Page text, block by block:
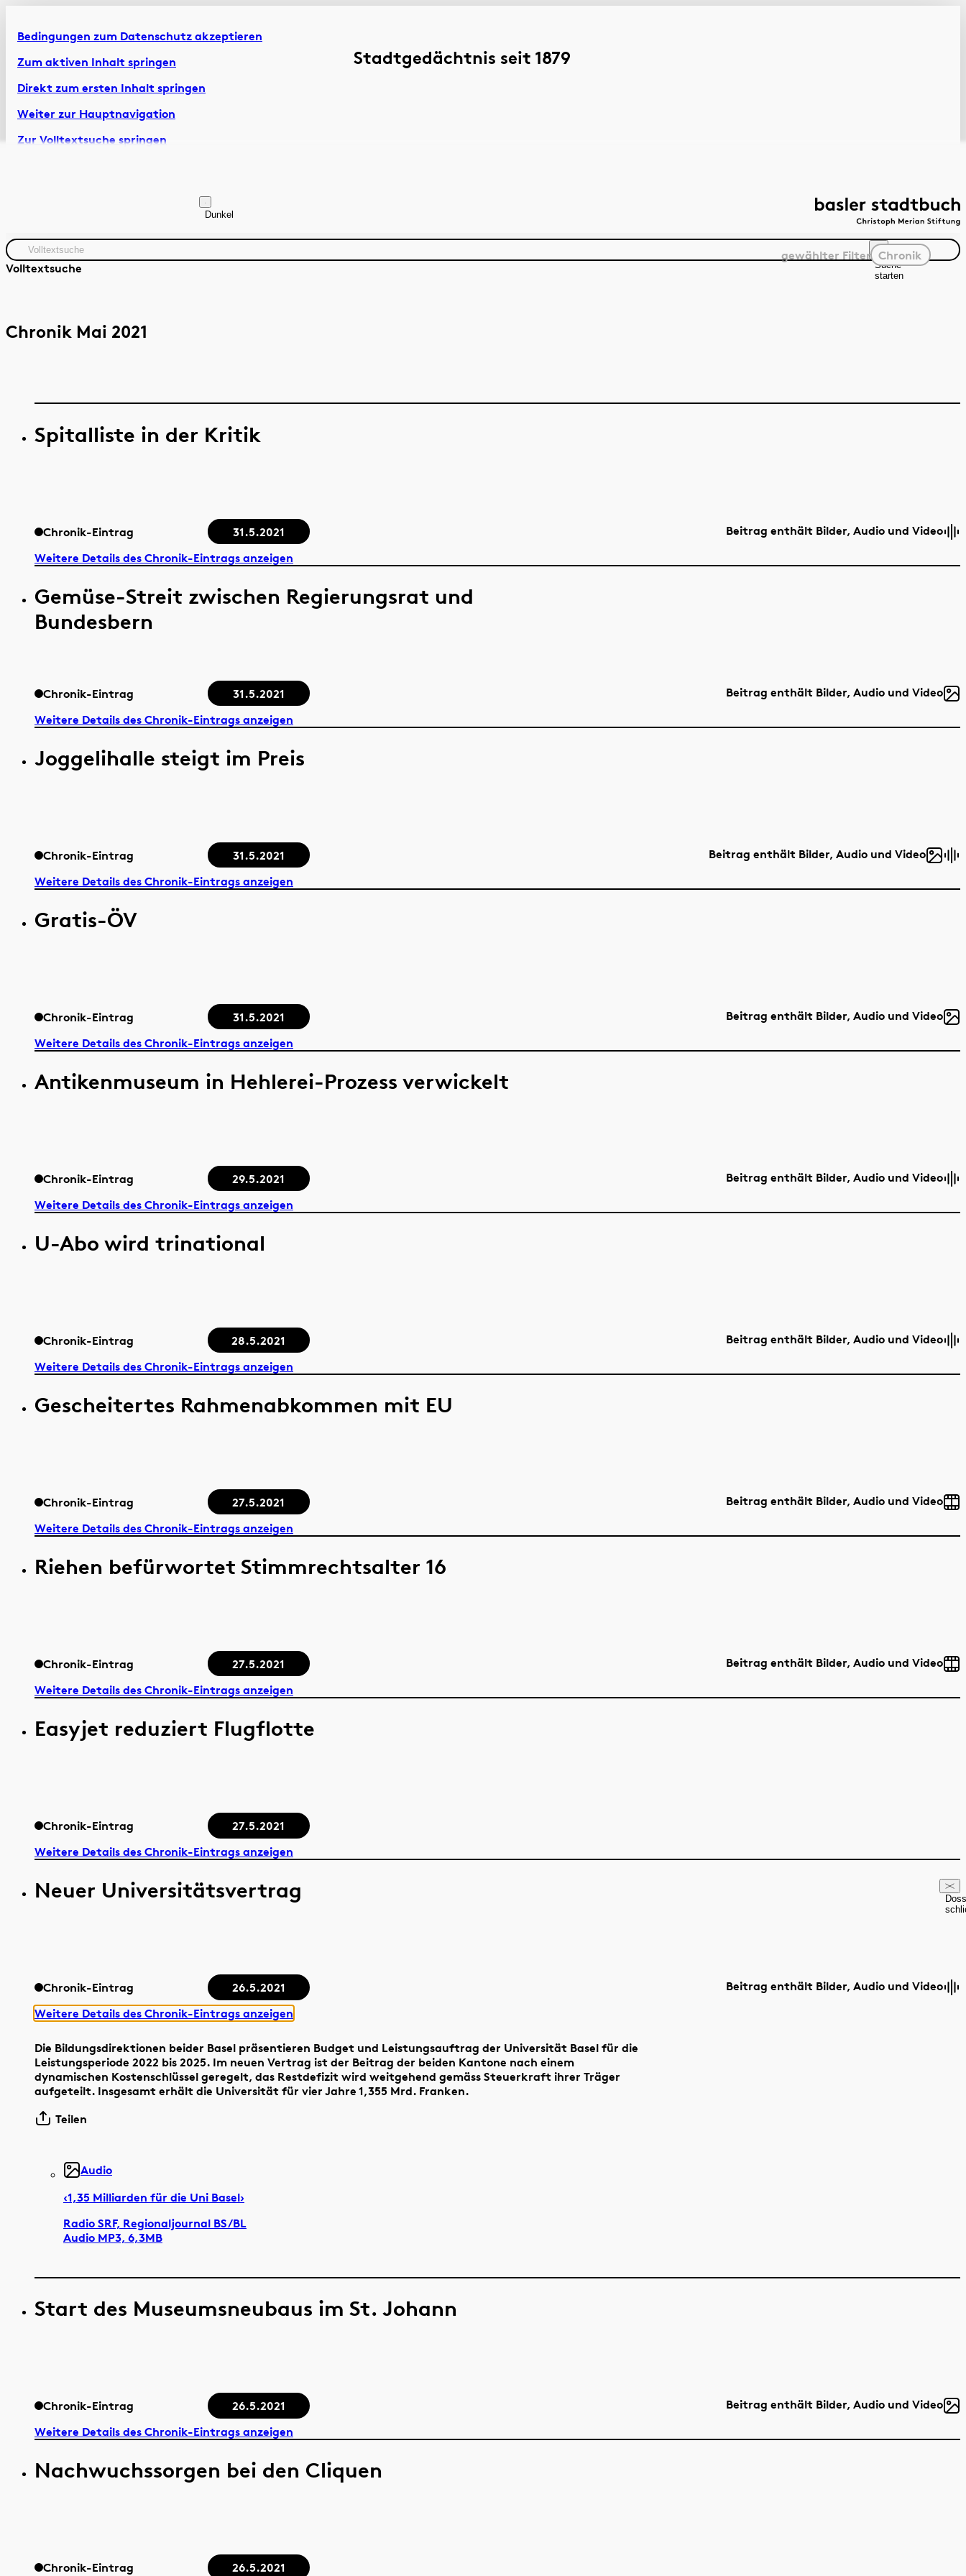
Bedingungen zum Datenschutz akzeptieren
Zum aktiven Inhalt springen
Direkt zum ersten Inhalt springen
Weiter zur Hauptnavigation
Zur Volltextsuche springen
Dunkel
Volltextsuche
Suche
starten
gewählter Filter Chronik
Stadtgedächtnis seit 1879
Chronik Mai 2021
Spitalliste in der Kritik
Chronik-Eintrag 31.5.2021
Beitrag enthält Bilder, Audio und Video
Weitere Details des Chronik-Eintrags anzeigen
Gemüse-Streit zwischen Regierungsrat und
Bundesbern
Chronik-Eintrag 31.5.2021
Beitrag enthält Bilder, Audio und Video
Weitere Details des Chronik-Eintrags anzeigen
Joggelihalle steigt im Preis
Chronik-Eintrag 31.5.2021
Beitrag enthält Bilder, Audio und Video
Weitere Details des Chronik-Eintrags anzeigen
Gratis-ÖV
Chronik-Eintrag 31.5.2021
Beitrag enthält Bilder, Audio und Video
Weitere Details des Chronik-Eintrags anzeigen
Antikenmuseum in Hehlerei-Prozess verwickelt
Chronik-Eintrag 29.5.2021
Beitrag enthält Bilder, Audio und Video
Weitere Details des Chronik-Eintrags anzeigen
U-Abo wird trinational
Chronik-Eintrag 28.5.2021
Beitrag enthält Bilder, Audio und Video
Weitere Details des Chronik-Eintrags anzeigen
Gescheitertes Rahmenabkommen mit EU
Chronik-Eintrag 27.5.2021
Beitrag enthält Bilder, Audio und Video
Weitere Details des Chronik-Eintrags anzeigen
Riehen befürwortet Stimmrechtsalter 16
Chronik-Eintrag 27.5.2021
Beitrag enthält Bilder, Audio und Video
Weitere Details des Chronik-Eintrags anzeigen
Easyjet reduziert Flugflotte
Chronik-Eintrag
27.5.2021
Weitere Details des Chronik-Eintrags anzeigen
Neuer Universitätsvertrag
Chronik-Eintrag 26.5.2021
Beitrag enthält Bilder, Audio und Video
Weitere Details des Chronik-Eintrags anzeigen
Die Bildungsdirektionen beider Basel präsentieren Budget und Leistungsauftrag der Universität Basel für die
Leistungsperiode 2022 bis 2025. Im neuen Vertrag ist der Beitrag der beiden Kantone nach einem
dynamischen Kostenschlüssel geregelt, das Restdefizit wird weitgehend gemäss Steuerkraft ihrer Träger
aufgeteilt. Insgesamt erhält die Universität für vier Jahre 1,355 Mrd. Franken.
Teilen
Audio
‹1,35 Milliarden für die Uni Basel›
Radio SRF, Regionaljournal BS/BL
Audio MP3, 6,3MB
Start des Museumsneubaus im St. Johann
Chronik-Eintrag 26.5.2021
Beitrag enthält Bilder, Audio und Video
Weitere Details des Chronik-Eintrags anzeigen
Nachwuchssorgen bei den Cliquen
Chronik-Eintrag 26.5.2021